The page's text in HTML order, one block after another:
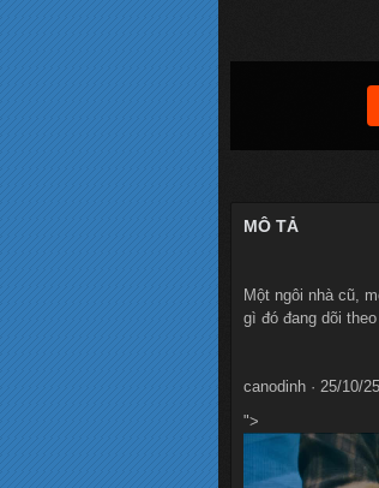
MÔ TẢ
Một ngôi nhà cũ,
gì đó đang dõi
canodinh · 25/10/
">